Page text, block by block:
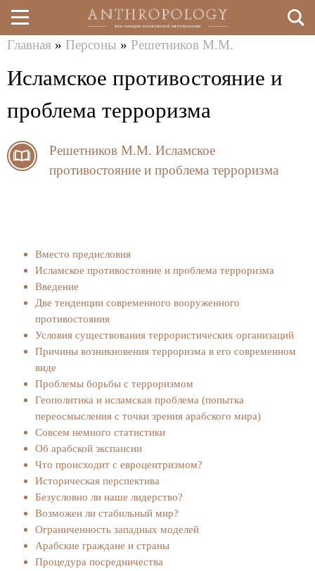
Перейти
к
здесь
Главная » Персоны » Решетников М.М.
Исламское противостояние и
проблема терроризма
Решетников М.М. Исламское
противостояние и проблема терроризма
Вместо предисловия
Исламское противостояние и проблема терроризма
Введение
Две тенденции современного вооруженного
противостояния
Условия существования террористических организаций
Причины возникновения терроризма в его современном
виде
Проблемы борьбы с терроризмом
Геополитика и исламская проблема (попытка
переосмысления с точки зрения арабского мира)
Совсем немного статистики
Об арабской экспансии
Что происходит с евроцентризмом?
Историческая перспектива
Безусловно ли наше лидерство?
Возможен ли стабильный мир?
Ограниченность западных моделей
Арабские граждане и страны
Процедура посредничества